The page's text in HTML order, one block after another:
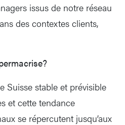
issus de notre réseau
des contextes clients,
Suisse stable et prévisible
et cette tendance
se répercutent jusqu’aux